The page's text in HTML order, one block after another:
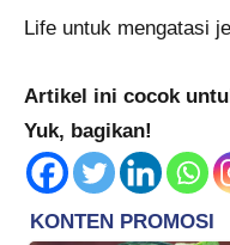
Life untuk mengatasi
Artikel ini cocok
Yuk, bagikan!